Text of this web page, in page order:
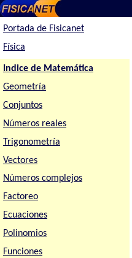
Portada de Fisicanet
Física
Indice de Matemática
Geometría
Conjuntos
Números reales
Trigonometría
Vectores
Números complejos
Factoreo
Ecuaciones
Polinomios
Funciones